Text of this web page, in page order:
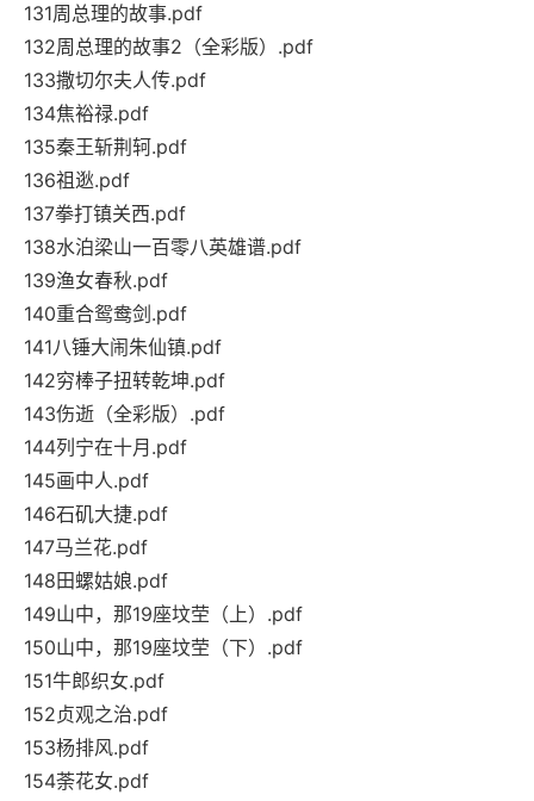
131周总理的故事.pdf
132周总理的故事2（全彩版）.pdf
133撒切尔夫人传.pdf
134焦裕禄.pdf
135秦王斩荆轲.pdf
136祖逖.pdf
137拳打镇关西.pdf
138水泊梁山一百零八英雄谱.pdf
139渔女春秋.pdf
140重合鸳鸯剑.pdf
141八锤大闹朱仙镇.pdf
142穷棒子扭转乾坤.pdf
143伤逝（全彩版）.pdf
144列宁在十月.pdf
145画中人.pdf
146石矶大捷.pdf
147马兰花.pdf
148田螺姑娘.pdf
149山中，那19座坟茔（上）.pdf
150山中，那19座坟茔（下）.pdf
151牛郎织女.pdf
152贞观之治.pdf
153杨排风.pdf
154荼花女.pdf